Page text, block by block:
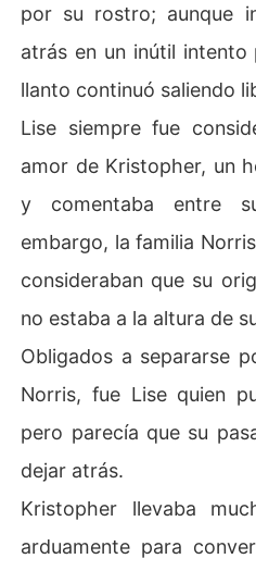
por su rostro; aunque
atrás en un inútil
llanto continuó saliendo
Lise siempre fue
amor de Kristopher, un
y comentaba entre
embargo, la familia
consideraban que su
no estaba a la altura de
Obligados a separarse
Norris, fue Lise quien
pero parecía que su
dejar atrás.
Kristopher llevaba
arduamente para